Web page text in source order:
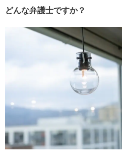
どんな弁護士ですか？